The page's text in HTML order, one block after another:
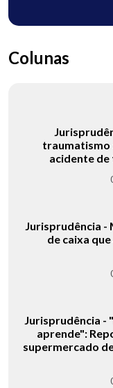
Colunas
traumatismo
acidente de
Jurisprudência -
de caixa
Jurisprudência -
aprende":
supermercado